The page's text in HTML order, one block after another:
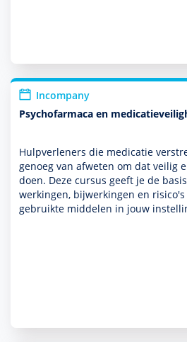
Incompany
Psychofarmaca en
Hulpverleners die medicatie
genoeg van afweten om dat veilig
doen. Deze cursus geeft je de
werkingen, bijwerkingen en
gebruikte middelen in jouw